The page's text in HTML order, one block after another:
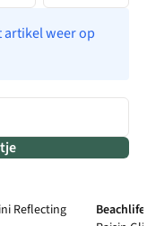
artikel weer op
Reflecting
Beachlife